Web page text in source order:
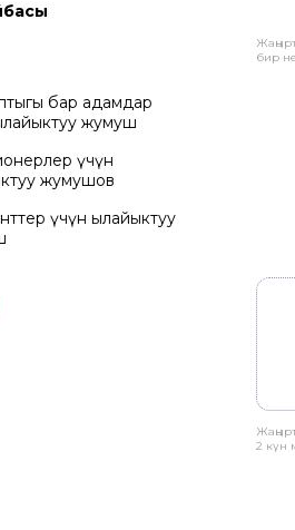
бар адамдар
жумуш
үчүн
жумушов
үчүн ылайыктуу
бир
2 күн